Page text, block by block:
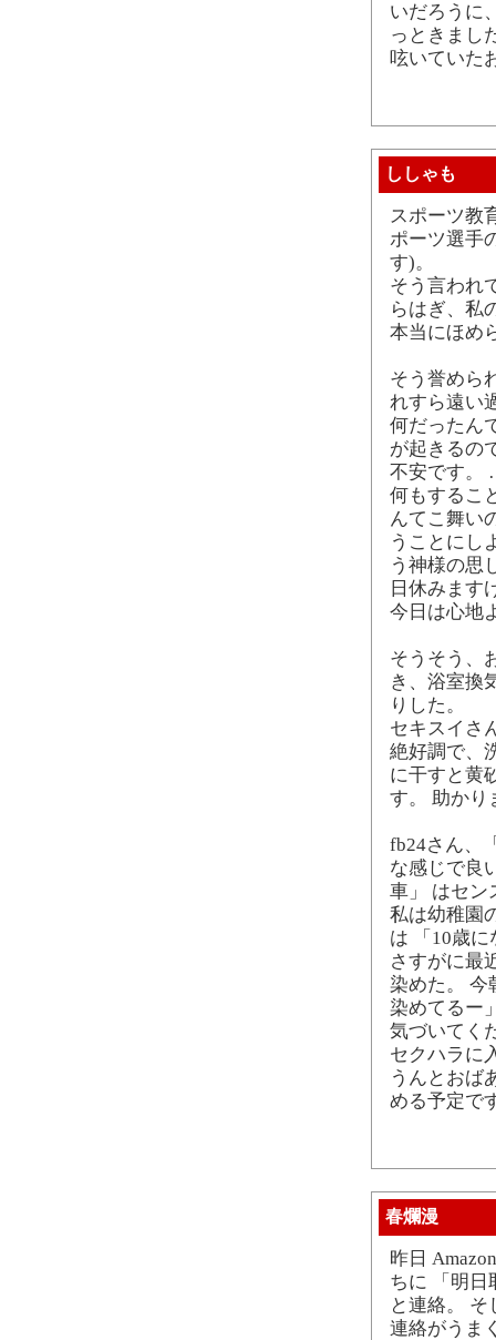
いだろうに
っときまし
呟いていた
ししゃも
スポーツ教
ポーツ選手
す)。
そう言われ
らはぎ、私
本当にほめ
そう誉めら
れすら遠い
何だったん
が起きるの
不安です。
何もするこ
んてこ舞い
うことにし
う神様の思
日休みます
今日は心地
そうそう、
き、浴室換
りした。
セキスイさ
絶好調で、
に干すと黄
す。 助かり
fb24さん、
な感じで良
車」 はセン
私は幼稚園
は 「10歳
さすがに最
染めた。 今
染めてるー
気づいてく
セクハラに
うんとおば
める予定で
春爛漫
昨日
ちに 「明日
と連絡。
連絡がうま